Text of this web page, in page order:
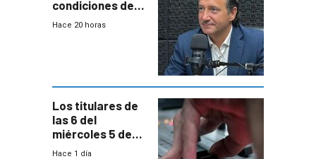
condiciones de
enfrentar una
Hace 20 horas
Los titulares de
las 6 del
miércoles 5 de
agosto de 2026
Hace 1 día